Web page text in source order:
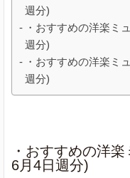
週分)
・おすすめの洋楽ミ
週分)
・おすすめの洋楽ミ
週分)
・おすすめの洋
6月4日週分)